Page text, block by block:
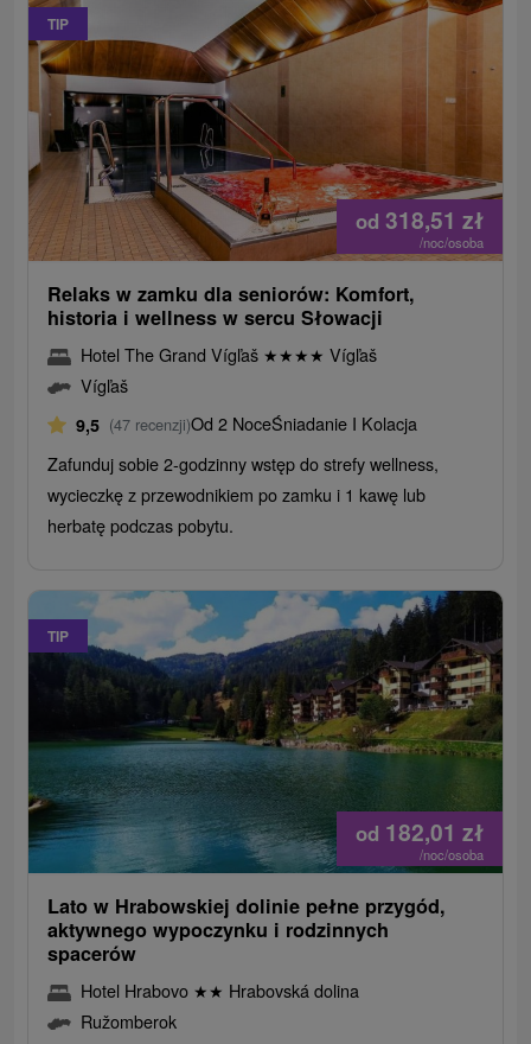
TIP
od 318,51 zł
/noc/osoba
Relaks w zamku dla seniorów: Komfort,
historia i wellness w sercu Słowacji
Hotel The Grand Vígľaš ★★★★ Vígľaš
Vígľaš
9,5 (47 recenzji)Od 2 NoceŚniadanie I Kolacja
Zafunduj sobie 2-godzinny wstęp do strefy wellness,
wycieczkę z przewodnikiem po zamku i 1 kawę lub
herbatę podczas pobytu.
TIP
od 182,01 zł
/noc/osoba
Lato w Hrabowskiej dolinie pełne przygód,
aktywnego wypoczynku i rodzinnych
spacerów
Hotel Hrabovo ★★ Hrabovská dolina
Ružomberok